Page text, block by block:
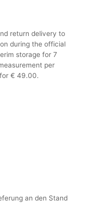
return delivery to
during the official
storage for 7
per
€ 49.00.
an den Stand